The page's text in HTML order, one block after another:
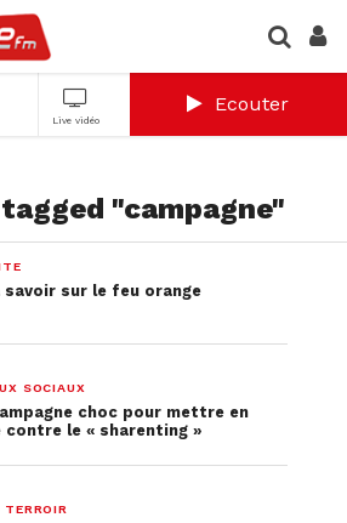
Live vidéo
Ecouter
"campagne"
savoir sur le feu orange
SOCIAUX
choc pour mettre en
contre le « sharenting »
TERROIR